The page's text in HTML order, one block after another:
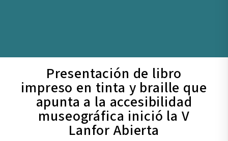
Presentación de libro
impreso en tinta y braille que
apunta a la accesibilidad
museográfica inició la V
Lanfor Abierta